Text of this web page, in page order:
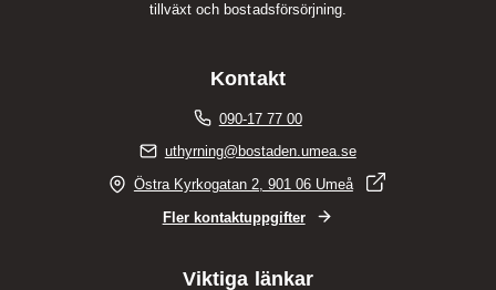
tillväxt och bostadsförsörjning.
Kontakt
090-17 77 00
uthyrning@bostaden.umea.se
Östra Kyrkogatan 2, 901 06 Umeå
Fler kontaktuppgifter
Viktiga länkar